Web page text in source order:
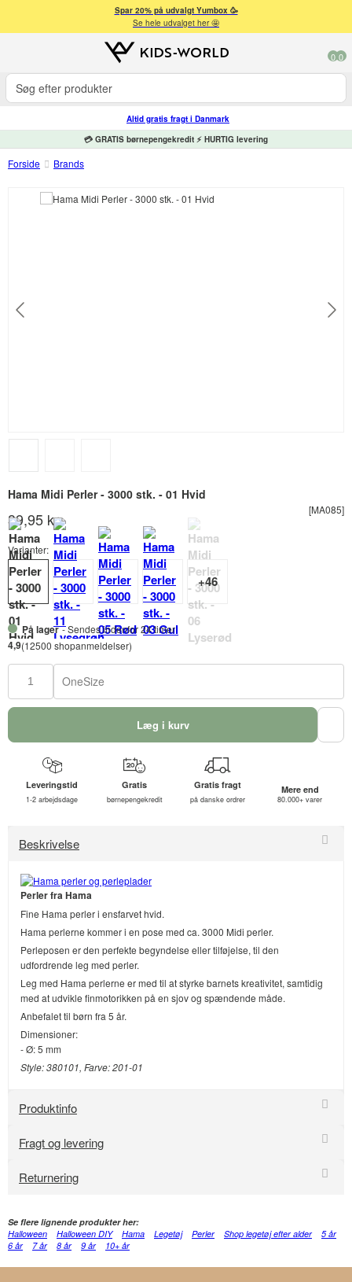
Spar 20% på udvalgt Yumbox 🥳
Se hele udvalget her 🤩
0 0
Altid gratis fragt i Danmark
💳 GRATIS børnepengekredit ⚡ HURTIG levering
Forside Brands
Hama Midi Perler - 3000 stk. - 01 Hvid
[MA085]
39,95 kr.
Varianter:
På lager- Sendes indenfor 24 timer
4,9(12500 shopanmeldelser)
OneSize
Læg i kurv
Leveringstid
1-2 arbejdsdage
Gratis
børnepengekredit
Gratis fragt
på danske ordrer
Mere end
80.000+ varer
Beskrivelse
Perler fra Hama
Fine Hama perler i ensfarvet hvid.
Hama perlerne kommer i en pose med ca. 3000 Midi perler.
Perleposen er den perfekte begyndelse eller tilføjelse, til den
udfordrende leg med perler.
Leg med Hama perlerne er med til at styrke barnets kreativitet, samtidig
med at udvikle finmotorikken på en sjov og spændende måde.
Anbefalet til børn fra 5 år.
Dimensioner:
- Ø: 5 mm
Style: 380101, Farve: 201-01
Produktinfo
Fragt og levering
Returnering
Se flere lignende produkter her:
Halloween
Halloween DIY Hama Legetøj Perler Shop legetøj efter alder
5 år
6 år
7 år 8 år 9 år 10+ år